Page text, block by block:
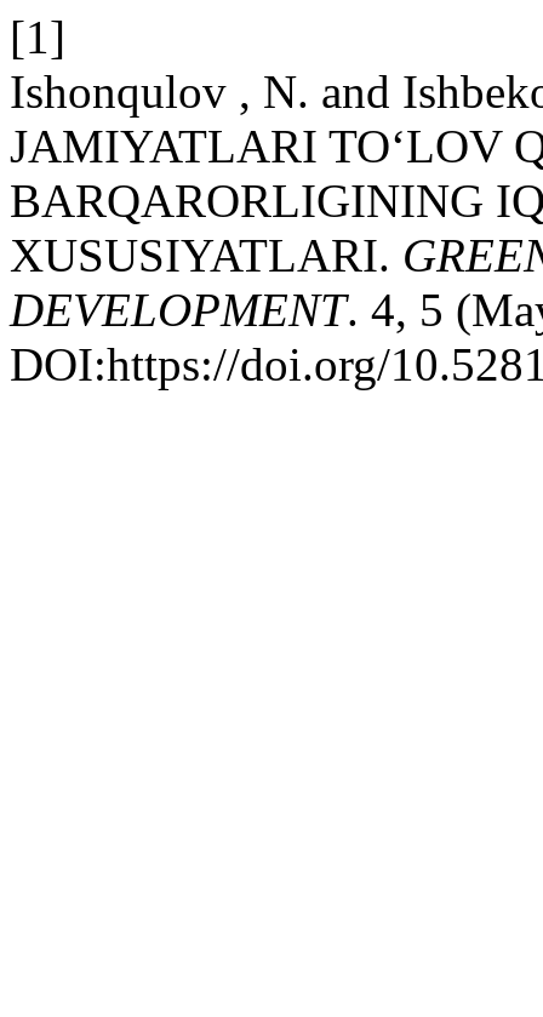
[1]
Ishonqulov , N. and
JAMIYATLARI TO‘LOV
BARQARORLIGINING
XUSUSIYATLARI.
DEVELOPMENT. 4, 5
DOI:https://doi.org/